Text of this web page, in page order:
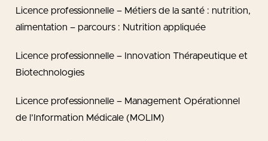
Licence professionnelle – Métiers de la santé : nutrition,
alimentation – parcours : Nutrition appliquée
Licence professionnelle – Innovation Thérapeutique et
Biotechnologies
Licence professionnelle – Management Opérationnel
de l’Information Médicale (MOLIM)